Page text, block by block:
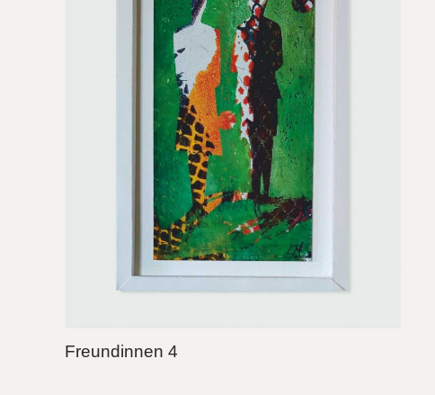
Freundinnen 4